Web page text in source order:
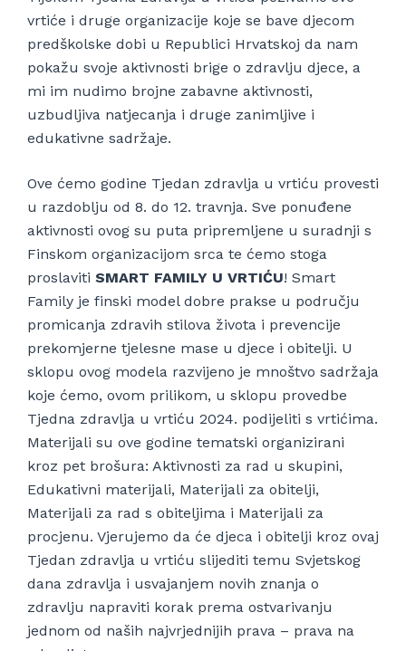
vrtiće i druge organizacije koje se bave djecom
predškolske dobi u Republici Hrvatskoj da nam
pokažu svoje aktivnosti brige o zdravlju djece, a
mi im nudimo brojne zabavne aktivnosti,
uzbudljiva natjecanja i druge zanimljive i
edukativne sadržaje.
Ove ćemo godine Tjedan zdravlja u vrtiću provesti
u razdoblju od 8. do 12. travnja. Sve ponuđene
aktivnosti ovog su puta pripremljene u suradnji s
Finskom organizacijom srca te ćemo stoga
proslaviti SMART FAMILY U VRTIĆU! Smart
Family je finski model dobre prakse u području
promicanja zdravih stilova života i prevencije
prekomjerne tjelesne mase u djece i obitelji. U
sklopu ovog modela razvijeno je mnoštvo sadržaja
koje ćemo, ovom prilikom, u sklopu provedbe
Tjedna zdravlja u vrtiću 2024. podijeliti s vrtićima.
Materijali su ove godine tematski organizirani
kroz pet brošura: Aktivnosti za rad u skupini,
Edukativni materijali, Materijali za obitelji,
Materijali za rad s obiteljima i Materijali za
procjenu. Vjerujemo da će djeca i obitelji kroz ovaj
Tjedan zdravlja u vrtiću slijediti temu Svjetskog
dana zdravlja i usvajanjem novih znanja o
zdravlju napraviti korak prema ostvarivanju
jednom od naših najvrjednijih prava – prava na